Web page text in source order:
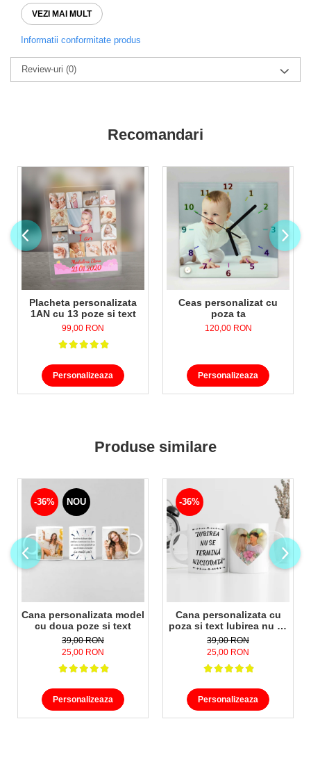
imprimanta UV de ultima generatie direct pe lemn
VEZI MAI MULT
Informatii conformitate produs
Review-uri (0)
Recomandari
Placheta personalizata
1AN cu 13 poze si text
99,00 RON
Personalizeaza
Ceas personalizat cu
poza ta
120,00 RON
Personalizeaza
Produse similare
-36% NOU
Cana personalizata model
cu doua poze si text
39,00 RON
25,00 RON
Personalizeaza
-36%
Cana personalizata cu
poza si text Iubirea nu se
termina niciodata
39,00 RON
25,00 RON
Personalizeaza